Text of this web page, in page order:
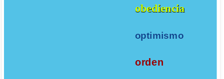
obediencia
optimismo
orden